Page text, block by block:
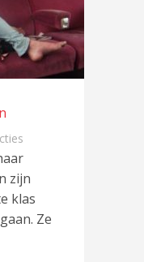
zijn
klas
Ze